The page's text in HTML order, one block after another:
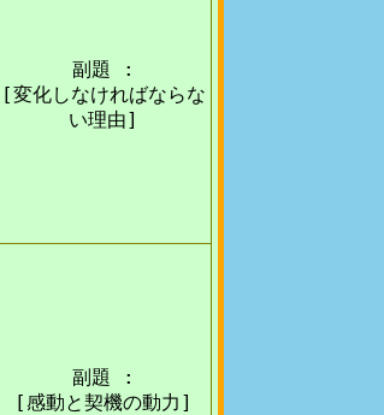
副題 :
[変化しなければならな
い理由]
副題 :
[感動と契機の動力]